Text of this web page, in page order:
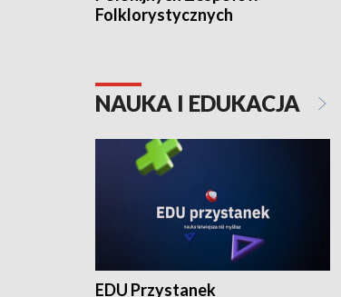
Folklorystycznych
NAUKA I EDUKACJA
EDU Przystanek